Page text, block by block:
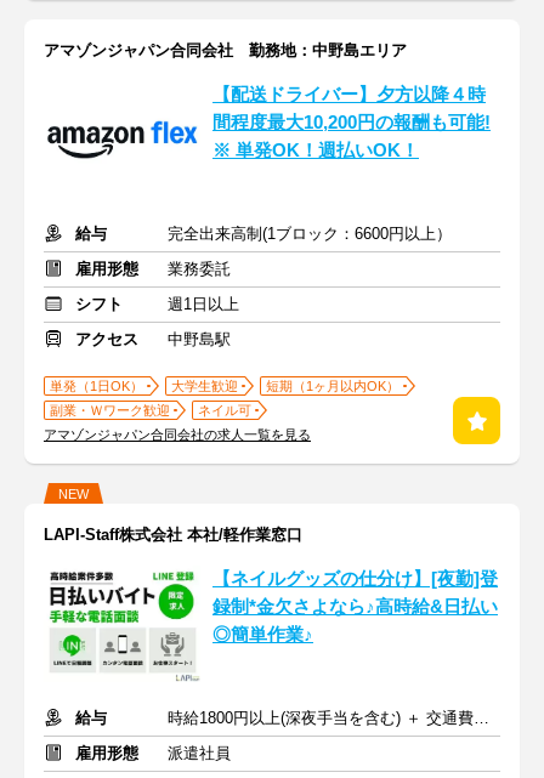
アマゾンジャパン合同会社 勤務地：中野島エリア
【配送ドライバー】夕方以降４時
間程度最大10,200円の報酬も可能!
※ 単発OK！週払いOK！
給与
完全出来高制(1ブロック：6600円以上）
雇用形態
業務委託
シフト
週1日以上
アクセス
中野島駅
単発（1日OK） 大学生歓迎
短期（1ヶ月以内OK）
副業・Ｗワーク歓迎
ネイル可
アマゾンジャパン合同会社の求人一覧を見る
NEW
LAPI-Staff株式会社 本社/軽作業窓口
【ネイルグッズの仕分け】[夜勤]登
録制*金欠さよなら♪高時給&日払い
◎簡単作業♪
給与
時給1800円以上(深夜手当を含む) ＋ 交通費全額支給
雇用形態
派遣社員